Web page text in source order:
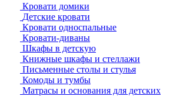
Кровати домики
Детские кровати
Кровати односпальные
Кровати-диваны
Шкафы в детскую
Книжные шкафы и стеллажи
Письменные столы и стулья
Комоды и тумбы
Матрасы и основания для детских